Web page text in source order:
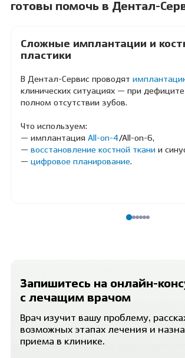
готовы помочь в Дентал-
Сложные имплантации и
пластики
В Дентал-Сервис проводят
клинических ситуациях — при дефиците
полном отсутствии зубов.
Что используем:
— имплантация All-on-4/All-on-6,
— восстановление костной ткани и
— цифровое планирование.
Запишитесь на онлайн-
с лечащим врачом
Врач изучит вашу проблему,
возможных этапах лечения и
приема в клинике.